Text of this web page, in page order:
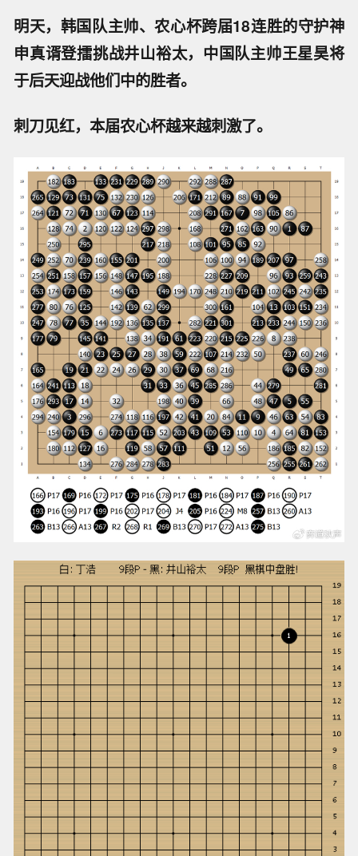
明天，韩国队主帅、农心杯跨届18连胜的守护神
申真谞登擂挑战井山裕太，中国队主帅王星昊将
于后天迎战他们中的胜者。
刺刀见红，本届农心杯越来越刺激了。